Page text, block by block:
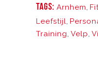
TAGS: Arnhem,
Leefstijl,
Training, Velp,